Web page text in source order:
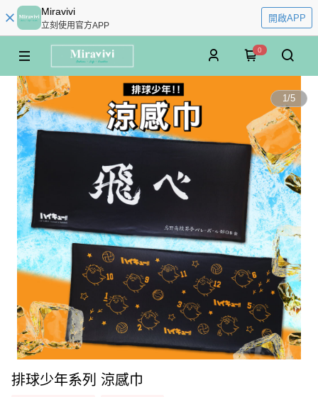
Miravivi
立刻使用官方APP
開啟APP
0
1/5
排球少年系列 涼感巾